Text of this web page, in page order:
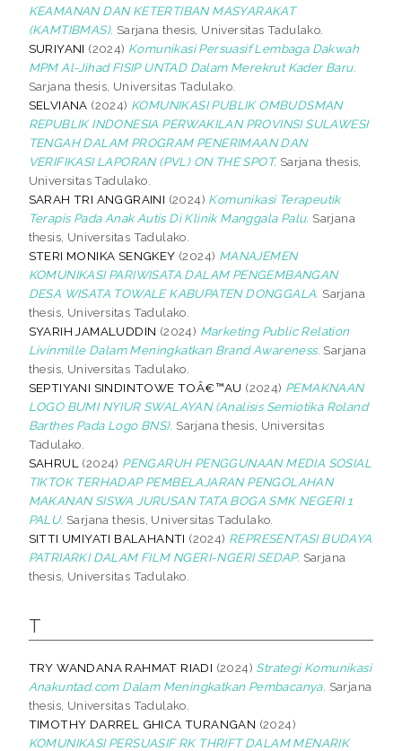
KEAMANAN DAN KETERTIBAN MASYARAKAT
(KAMTIBMAS). Sarjana thesis, Universitas Tadulako.
SURIYANI (2024) Komunikasi Persuasif Lembaga Dakwah
MPM Al-Jihad FISIP UNTAD Dalam Merekrut Kader Baru.
Sarjana thesis, Universitas Tadulako.
SELVIANA (2024) KOMUNIKASI PUBLIK OMBUDSMAN
REPUBLIK INDONESIA PERWAKILAN PROVINSI SULAWESI
TENGAH DALAM PROGRAM PENERIMAAN DAN
VERIFIKASI LAPORAN (PVL) ON THE SPOT. Sarjana thesis,
Universitas Tadulako.
SARAH TRI ANGGRAINI (2024) Komunikasi Terapeutik
Terapis Pada Anak Autis Di Klinik Manggala Palu. Sarjana
thesis, Universitas Tadulako.
STERI MONIKA SENGKEY (2024) MANAJEMEN
KOMUNIKASI PARIWISATA DALAM PENGEMBANGAN
DESA WISATA TOWALE KABUPATEN DONGGALA. Sarjana
thesis, Universitas Tadulako.
SYARIH JAMALUDDIN (2024) Marketing Public Relation
Livinmille Dalam Meningkatkan Brand Awareness. Sarjana
thesis, Universitas Tadulako.
SEPTIYANI SINDINTOWE TOÂ€™AU (2024) PEMAKNAAN
LOGO BUMI NYIUR SWALAYAN (Analisis Semiotika Roland
Barthes Pada Logo BNS). Sarjana thesis, Universitas
Tadulako.
SAHRUL
(2024) PENGARUH PENGGUNAAN MEDIA SOSIAL
TIKTOK TERHADAP PEMBELAJARAN PENGOLAHAN
MAKANAN SISWA JURUSAN TATA BOGA SMK NEGERI 1
PALU. Sarjana thesis, Universitas Tadulako.
SITTI UMIYATI BALAHANTI (2024) REPRESENTASI BUDAYA
PATRIARKI DALAM FILM NGERI-NGERI SEDAP. Sarjana
thesis, Universitas Tadulako.
T
TRY WANDANA RAHMAT RIADI (2024) Strategi Komunikasi
Anakuntad.com Dalam Meningkatkan Pembacanya. Sarjana
thesis, Universitas Tadulako.
TIMOTHY DARREL GHICA TURANGAN (2024)
KOMUNIKASI PERSUASIF RK THRIFT DALAM MENARIK